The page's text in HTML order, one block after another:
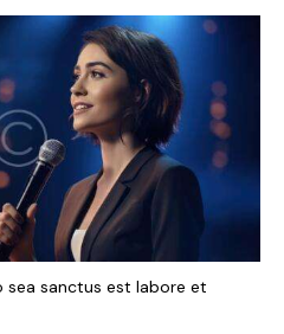
sea sanctus est labore et